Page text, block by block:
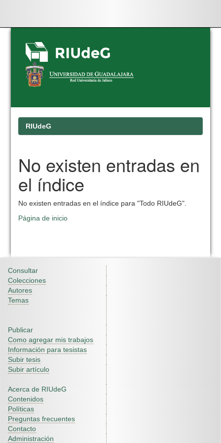
Skip
navigation
RIUdeG
No existen entradas en
el índice
No existen entradas en el índice para "Todo RIUdeG".
Página de inicio
Consultar
Colecciones
Autores
Temas
Publicar
Como agregar mis trabajos
Información para tesistas
Subir tesis
Subir artículo
Acerca de RIUdeG
Contenidos
Políticas
Preguntas frecuentes
Contacto
Administración